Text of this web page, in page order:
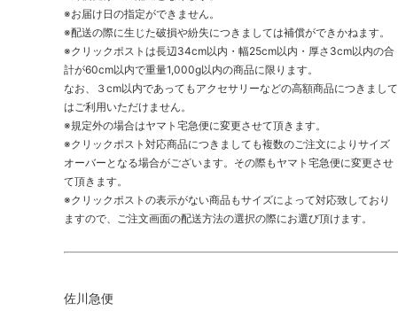
※お届け日の指定ができません。
※配送の際に生じた破損や紛失につきましては補償ができかねます。
※クリックポストは長辺34cm以内・幅25cm以内・厚さ3cm以内の合
計が60cm以内で重量1,000g以内の商品に限ります。
なお、３cm以内であってもアクセサリーなどの高額商品につきまして
はご利用いただけません。
※規定外の場合はヤマト宅急便に変更させて頂きます。
※クリックポスト対応商品につきましても複数のご注文によりサイズ
オーバーとなる場合がございます。その際もヤマト宅急便に変更させ
て頂きます。
※クリックポストの表示がない商品もサイズによって対応致しており
ますので、ご注文画面の配送方法の選択の際にお選び頂けます。
佐川急便